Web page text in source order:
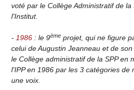
voté par le Collège Administratif de la
l'Institut.
- 1986 : le 9ème projet, qui ne figure
celui de Augustin Jeanneau et de
le Collège administratif de la SPP en
l'IPP en 1986 par les 3 catégories de
une voix.